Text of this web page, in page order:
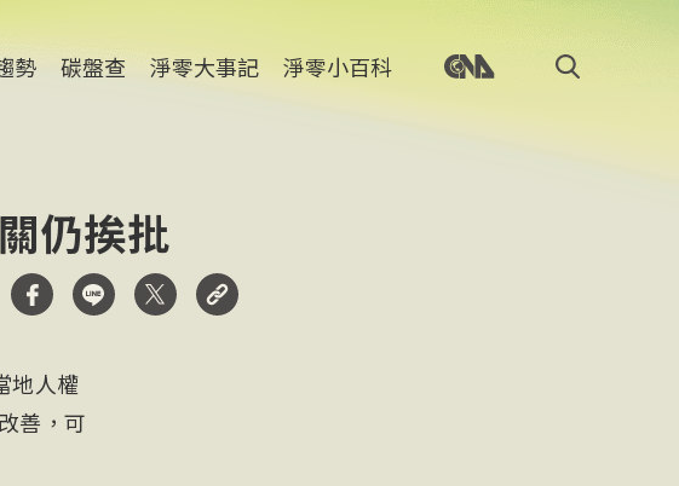
勢 碳盤查 淨零大事記 淨零小百科
仍挨批
地人權
善，可